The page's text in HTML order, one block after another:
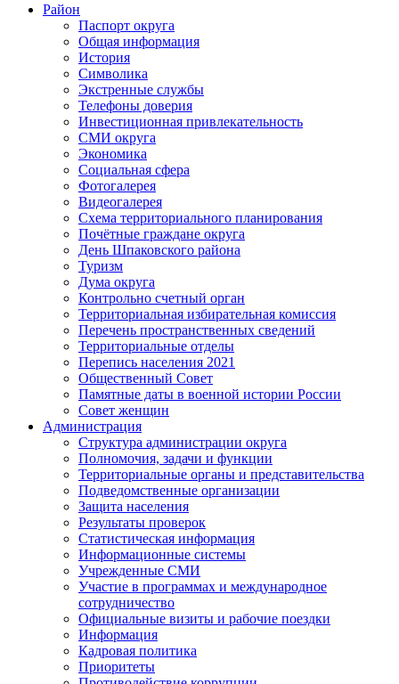
Район
Паспорт округа
Общая информация
История
Символика
Экстренные службы
Телефоны доверия
Инвестиционная привлекательность
СМИ округа
Экономика
Социальная сфера
Фотогалерея
Видеогалерея
Схема территориального планирования
Почётные граждане округа
День Шпаковского района
Туризм
Дума округа
Контрольно счетный орган
Территориальная избирательная комиссия
Перечень пространственных сведений
Территориальные отделы
Перепись населения 2021
Общественный Совет
Памятные даты в военной истории России
Совет женщин
Администрация
Структура администрации округа
Полномочия, задачи и функции
Территориальные органы и представительства
Подведомственные организации
Защита населения
Результаты проверок
Статистическая информация
Информационные системы
Учрежденные СМИ
Участие в программах и международное
сотрудничество
Официальные визиты и рабочие поездки
Информация
Кадровая политика
Приоритеты